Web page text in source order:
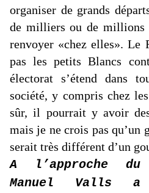
organiser de grands
de milliers ou de millions
renvoyer «chez elles». Le
pas les petits Blancs
électorat s’étend dans
société, y compris chez
sûr, il pourrait y avoir
mais je ne crois pas qu’un
serait très différent d’un
A l’approche
Manuel Valls a